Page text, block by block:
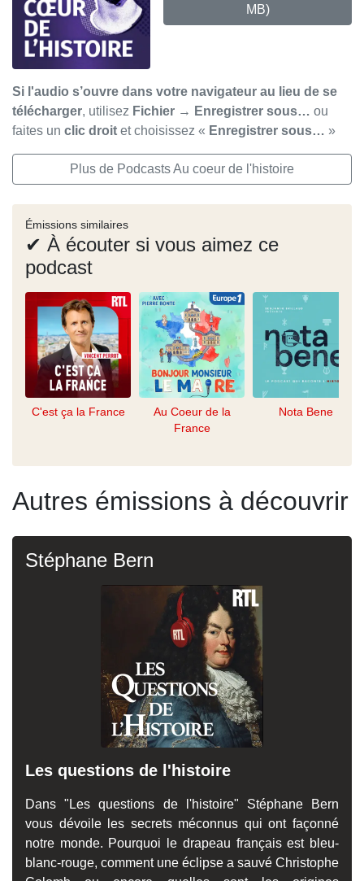
MB)
Si l'audio s’ouvre dans votre navigateur au lieu de se
télécharger, utilisez Fichier → Enregistrer sous… ou
faites un clic droit et choisissez « Enregistrer sous… »
Plus de Podcasts Au coeur de l'histoire
Émissions similaires
✔ À écouter si vous aimez ce
podcast
C'est ça la France
Au Coeur de la
France
Nota Bene
Autres émissions à découvrir
Stéphane Bern
Les questions de l'histoire
Dans "Les questions de l'histoire" Stéphane Bern
vous dévoile les secrets méconnus qui ont façonné
notre monde. Pourquoi le drapeau français est bleu-
blanc-rouge, comment une éclipse a sauvé Christophe